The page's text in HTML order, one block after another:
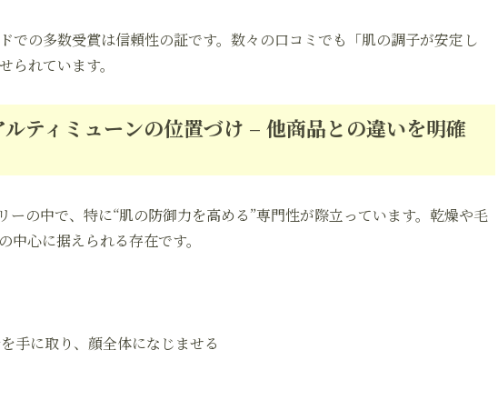
での多数受賞は信頼性の証です。数々の口コミでも「肌の調子が安定し
れています。
ティミューンの位置づけ – 他商品との違いを明確
ーの中で、特に“肌の防御力を高める”専門性が際立っています。乾燥や毛
心に据えられる存在です。
手に取り、顔全体になじませる